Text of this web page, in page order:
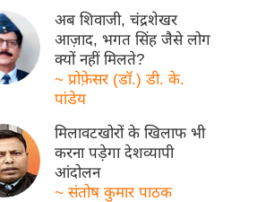
अब शिवाजी, चंद्रशेखर
आज़ाद, भगत सिंह जैसे लोग
क्यों नहीं मिलते?
~ प्रोफ़ेसर (डॉ.) डी. के.
पांडेय
मिलावटखोरों के खिलाफ भी
करना पड़ेगा देशव्यापी
आंदोलन
~ संतोष कुमार पाठक